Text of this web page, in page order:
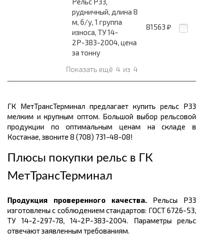
рудничный, длина 8
м, б/у, 1 группа
износа, ТУ 14-
2Р-383-2004, цена
за тонну
81563 ₽
Показать ещё 4 из 4
ГК МетТрансТерминал предлагает купить рельс Р33
мелким и крупным оптом. Большой выбор рельсовой
продукции по оптимальным ценам на складе в
Костанае, звоните 8 (708) 731-48-08!
Плюсы покупки рельс в ГК
МетТрансТерминал
Продукция проверенного качества. Рельсы Р33
изготовлены с соблюдением стандартов: ГОСТ6726-53,
ТУ 14-2-297-78, 14-2Р-383-2004. Параметры рельс
отвечают заявленным требованиям.